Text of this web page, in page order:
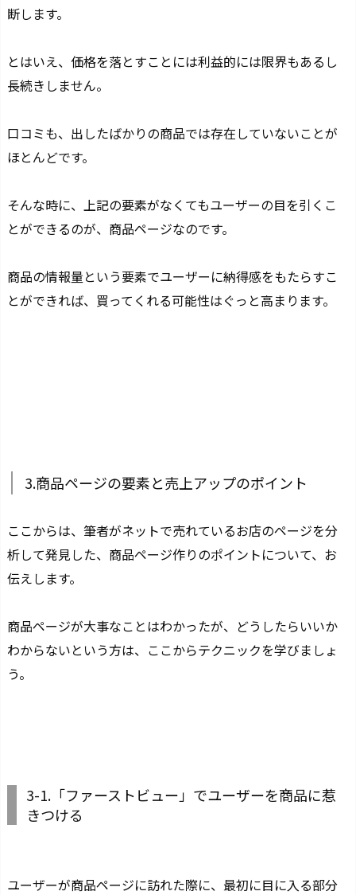
断します。
とはいえ、価格を落とすことには利益的には限界もあるし
長続きしません。
口コミも、出したばかりの商品では存在していないことが
ほとんどです。
そんな時に、上記の要素がなくてもユーザーの目を引くこ
とができるのが、商品ページなのです。
商品の情報量という要素でユーザーに納得感をもたらすこ
とができれば、買ってくれる可能性はぐっと高まります。
3.商品ページの要素と売上アップのポイント
ここからは、筆者がネットで売れているお店のページを分
析して発見した、商品ページ作りのポイントについて、お
伝えします。
商品ページが大事なことはわかったが、どうしたらいいか
わからないという方は、ここからテクニックを学びましょ
う。
3-1.「ファーストビュー」でユーザーを商品に惹
きつける
ユーザーが商品ページに訪れた際に、最初に目に入る部分